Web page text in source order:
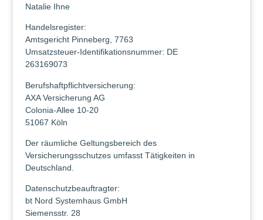
Natalie Ihne
Handelsregister:
Amtsgericht Pinneberg, 7763
Umsatzsteuer-Identifikationsnummer: DE
263169073
Berufshaftpflichtversicherung:
AXA Versicherung AG
Colonia-Allee 10-20
51067 Köln
Der räumliche Geltungsbereich des
Versicherungsschutzes umfasst Tätigkeiten in
Deutschland.
Datenschutzbeauftragter:
bt Nord Systemhaus GmbH
Siemensstr. 28